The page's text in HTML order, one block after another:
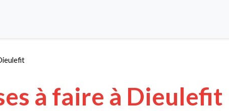
à faire à Dieulefit